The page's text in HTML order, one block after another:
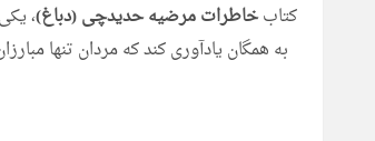
کتابخاطرات مرضیه حدیدچی (دباغ)،
به همگان یادآوری کند که مردان تنها